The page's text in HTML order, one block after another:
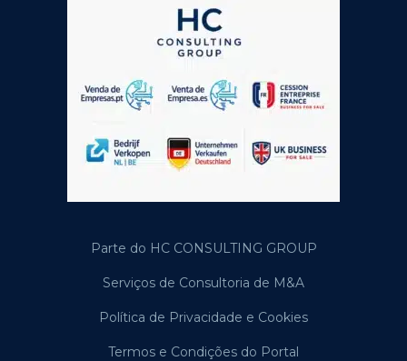
Parte do HC CONSULTING GROUP
Serviços de Consultoria de M&A
Política de Privacidade e Cookies
Termos e Condições do Portal